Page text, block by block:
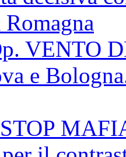
VENTO
e